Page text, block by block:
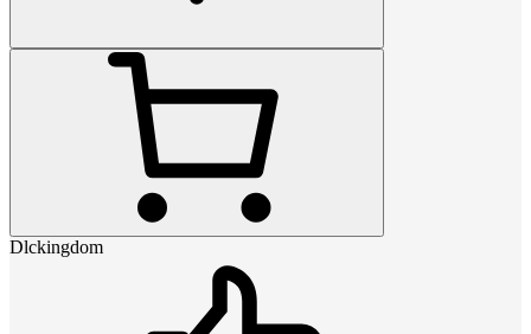
Dlckingdom